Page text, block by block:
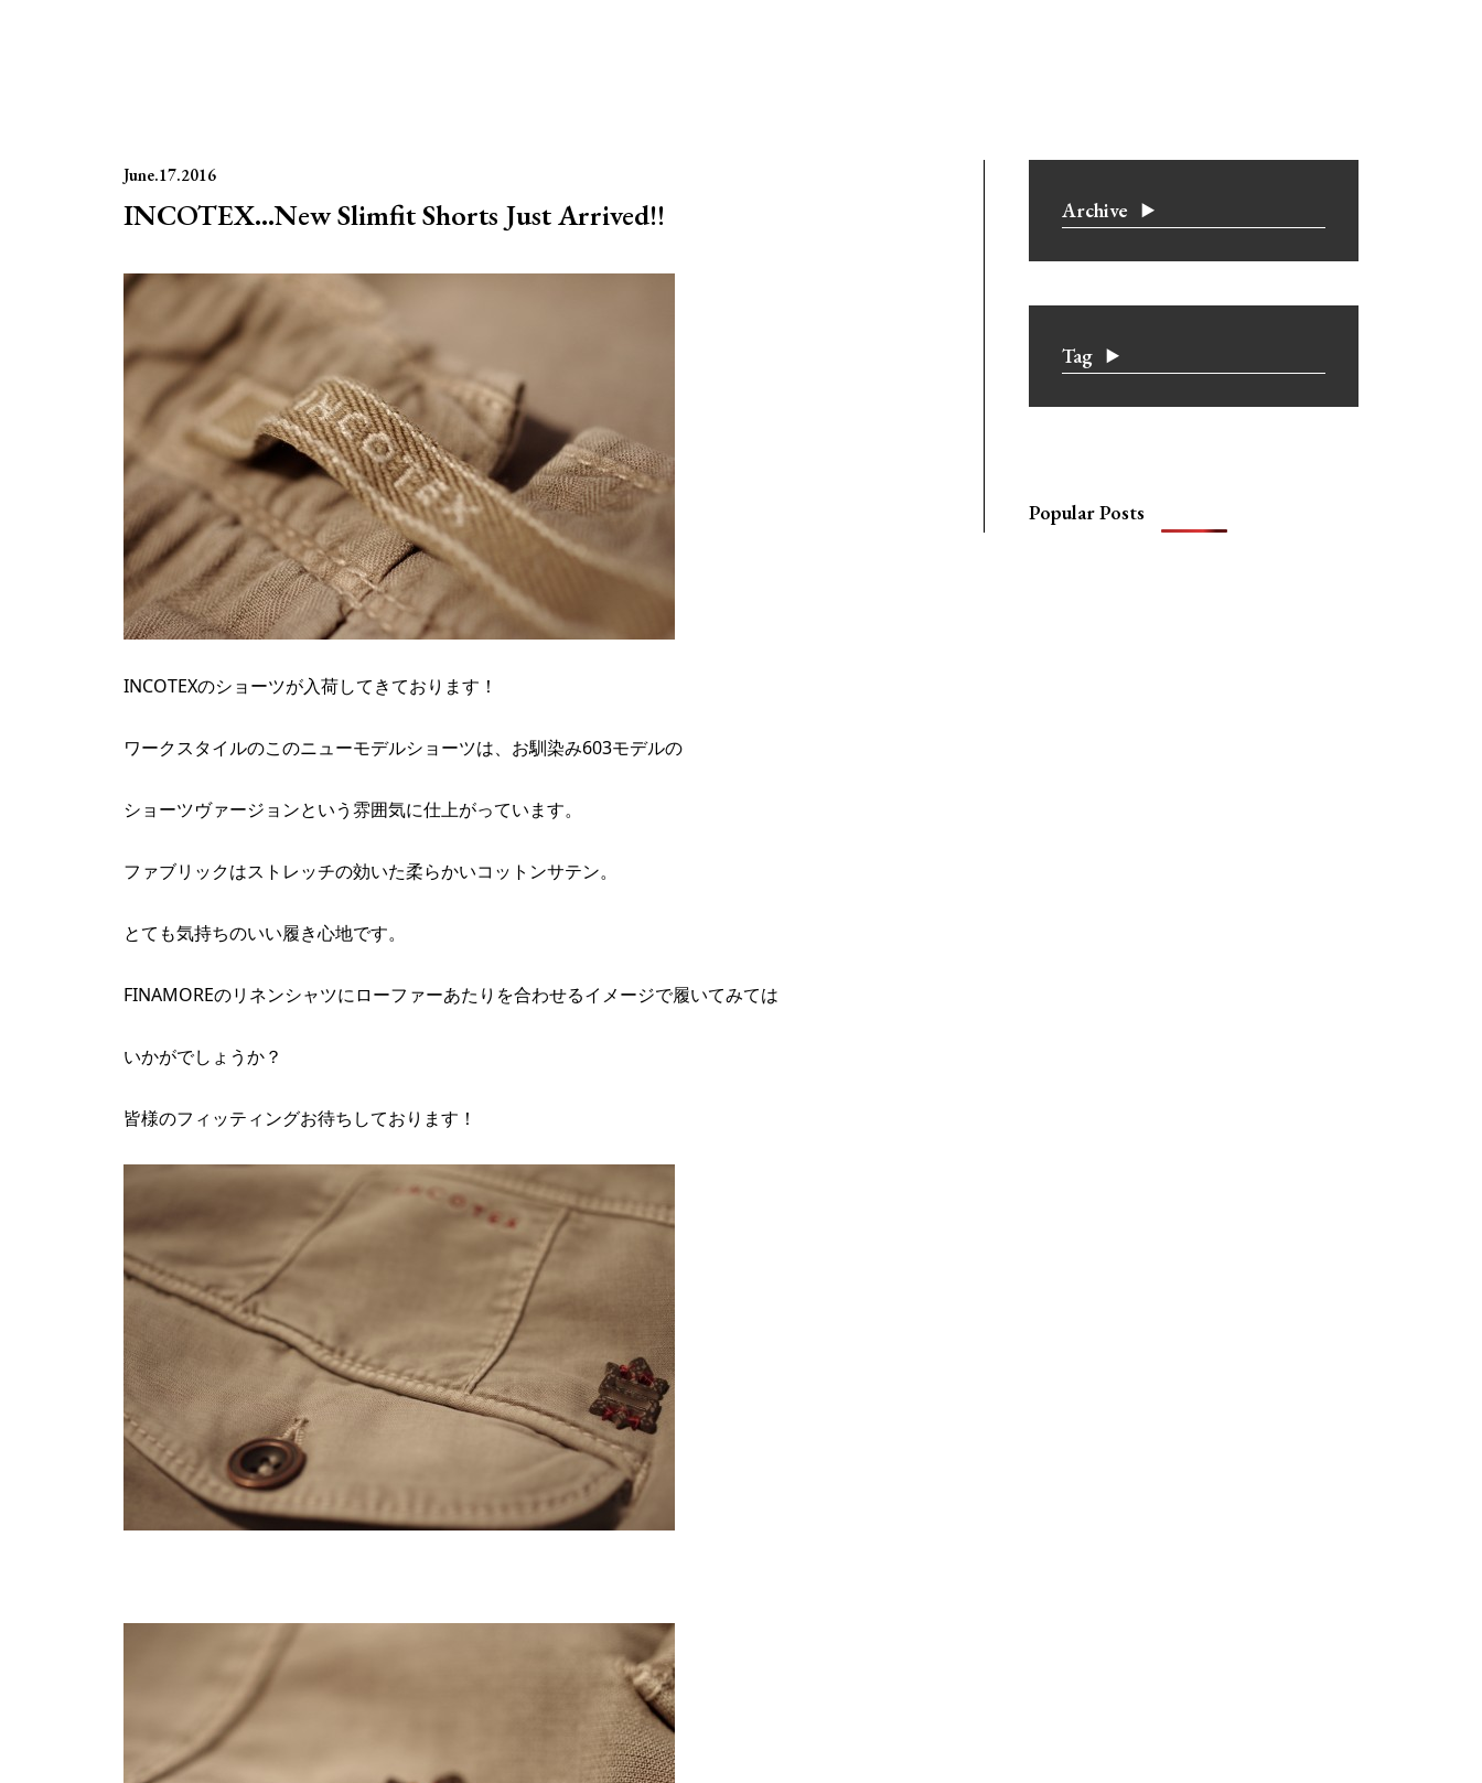
June.17.2016
INCOTEX…New Slimfit Shorts Just Arrived!!
INCOTEXのショーツが入荷してきております！
ワークスタイルのこのニューモデルショーツは、お馴染み603モデルの
ショーツヴァージョンという雰囲気に仕上がっています。
ファブリックはストレッチの効いた柔らかいコットンサテン。
とても気持ちのいい履き心地です。
FINAMOREのリネンシャツにローファーあたりを合わせるイメージで履いてみては
いかがでしょうか？
皆様のフィッティングお待ちしております！
Archive
Tag
Popular Posts